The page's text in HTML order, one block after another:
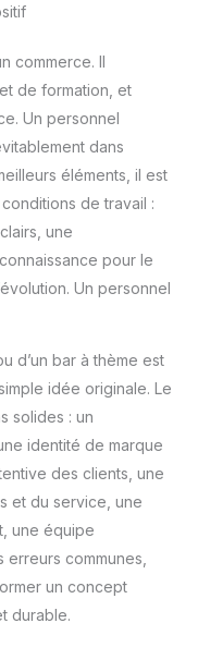
commerce. Il
de formation, et
Un personnel
dans
éléments, il est
de travail :
une
pour le
Un personnel
d’un bar à thème est
idée originale. Le
solides : un
identité de marque
des clients, une
et du service, une
une équipe
communes,
un concept
durable.